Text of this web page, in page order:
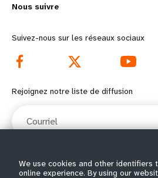
o
r
e
f
o
t
d
o
t
e
Nous suivre
Suivez-nous sur les réseaux sociaux
Rejoignez notre liste de diffusion
© Tous droits
We use cookies and other identifiers
online experience. By using our